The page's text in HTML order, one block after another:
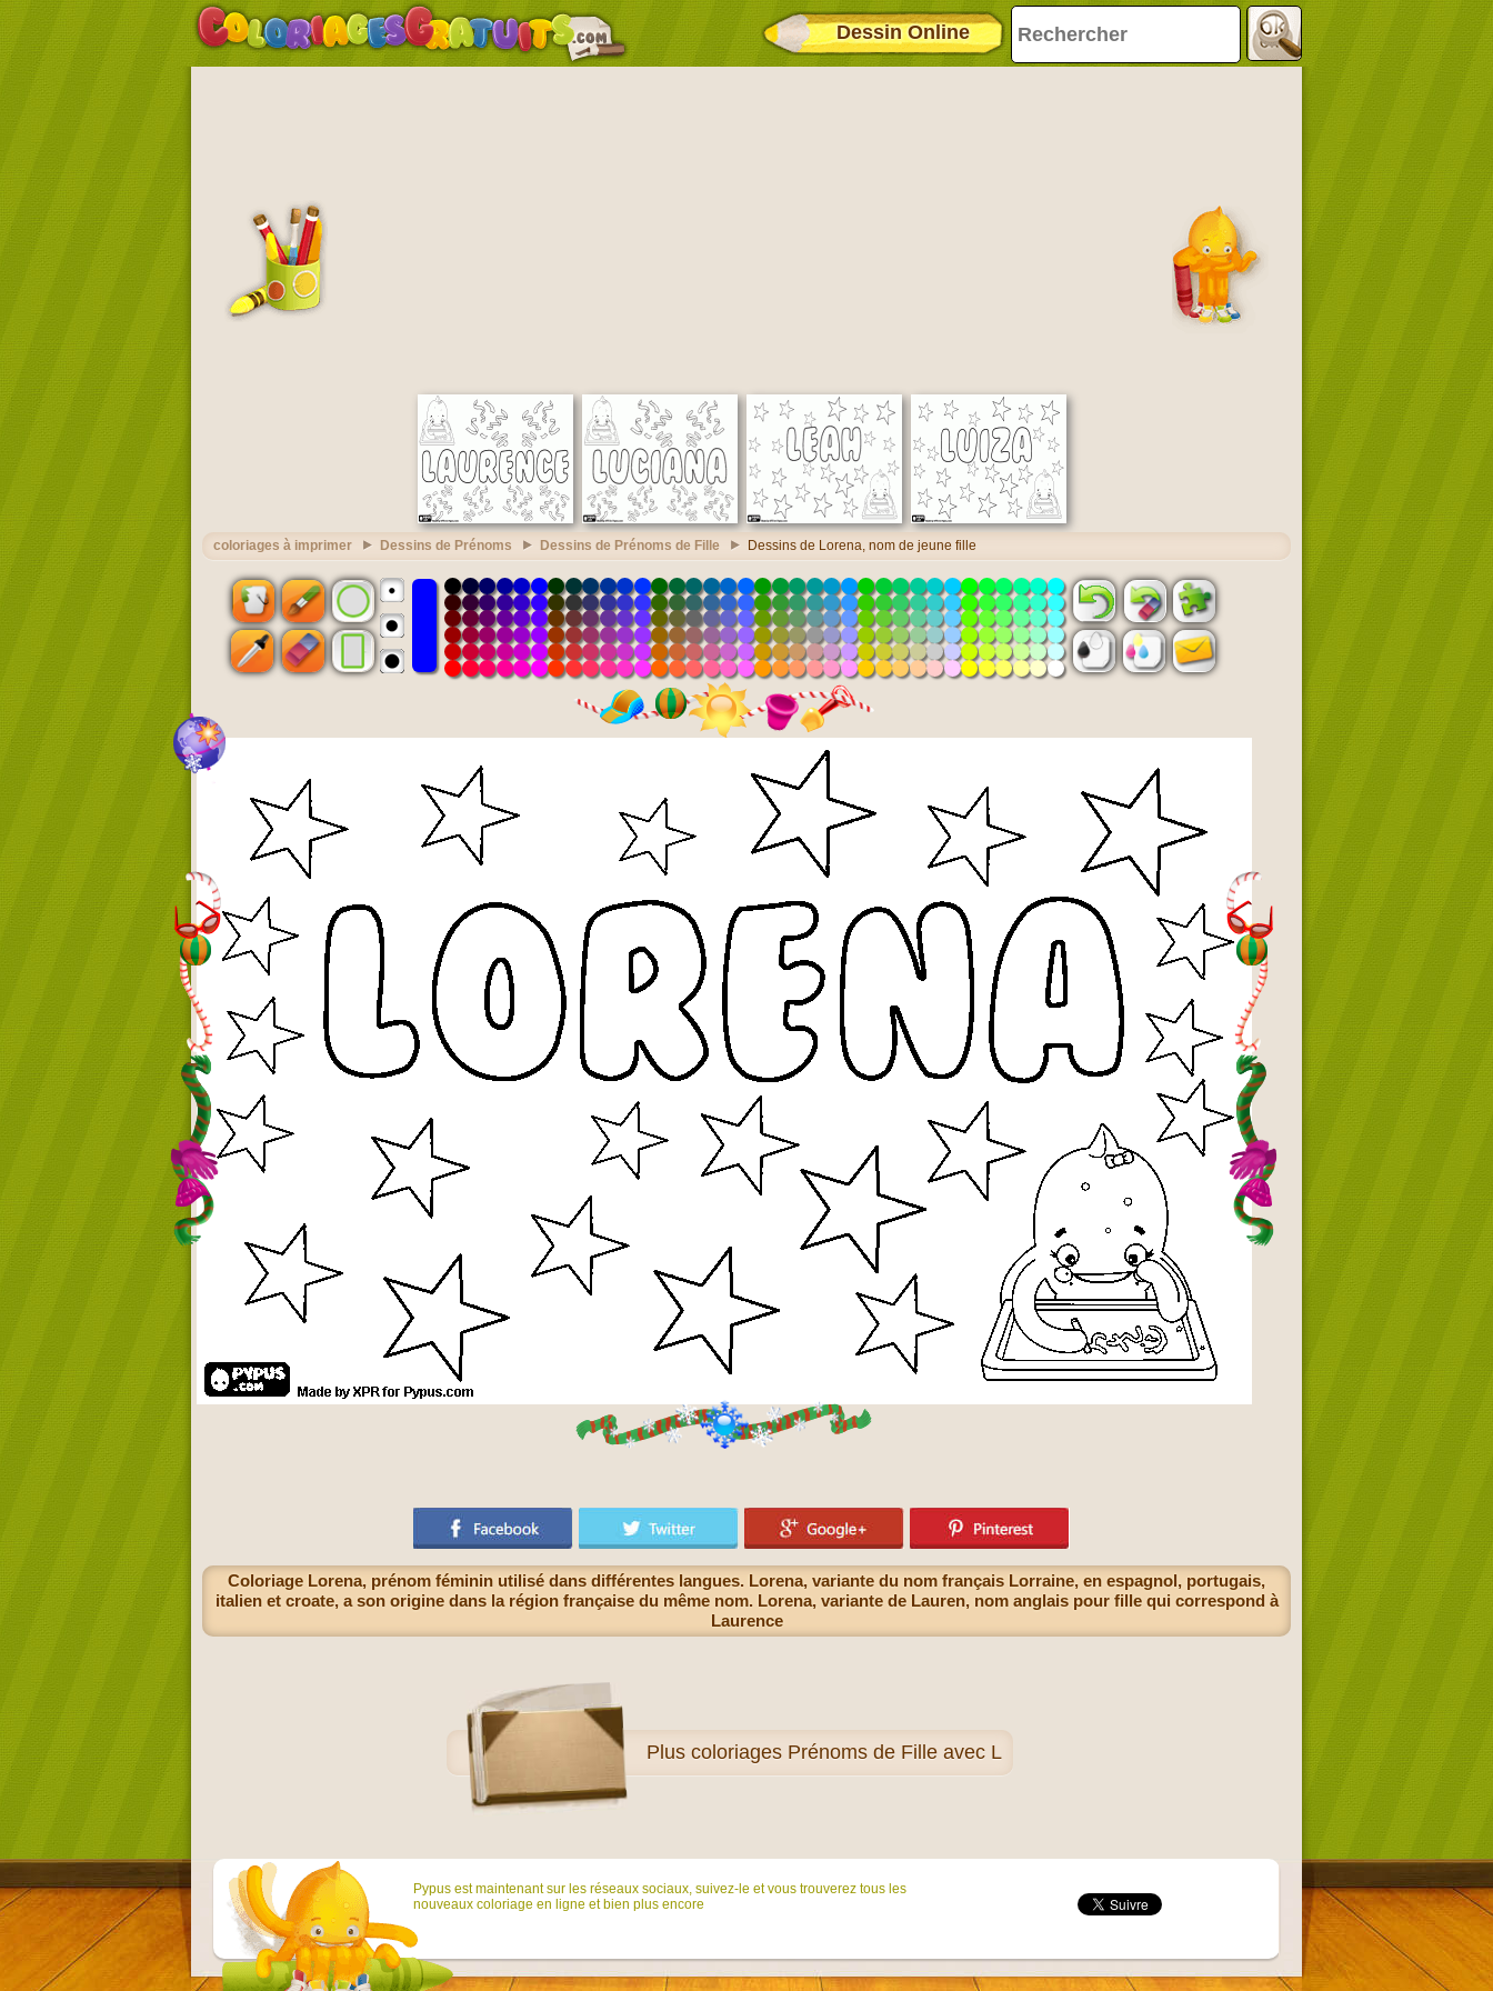
Dessin Online
coloriages à imprimer Dessins de Prénoms Dessins de Prénoms de Fille Dessins de Lorena, nom de jeune fille
Coloriage Lorena, prénom féminin utilisé dans différentes langues. Lorena, variante du nom français Lorraine, en espagnol, portugais,
italien et croate, a son origine dans la région française du même nom. Lorena, variante de Lauren, nom anglais pour fille qui correspond à
Laurence
Plus coloriages Prénoms de Fille avec L
Pypus est maintenant sur ​​les réseaux sociaux, suivez-le et vous trouverez tous les
nouveaux coloriage en ligne et bien plus encore